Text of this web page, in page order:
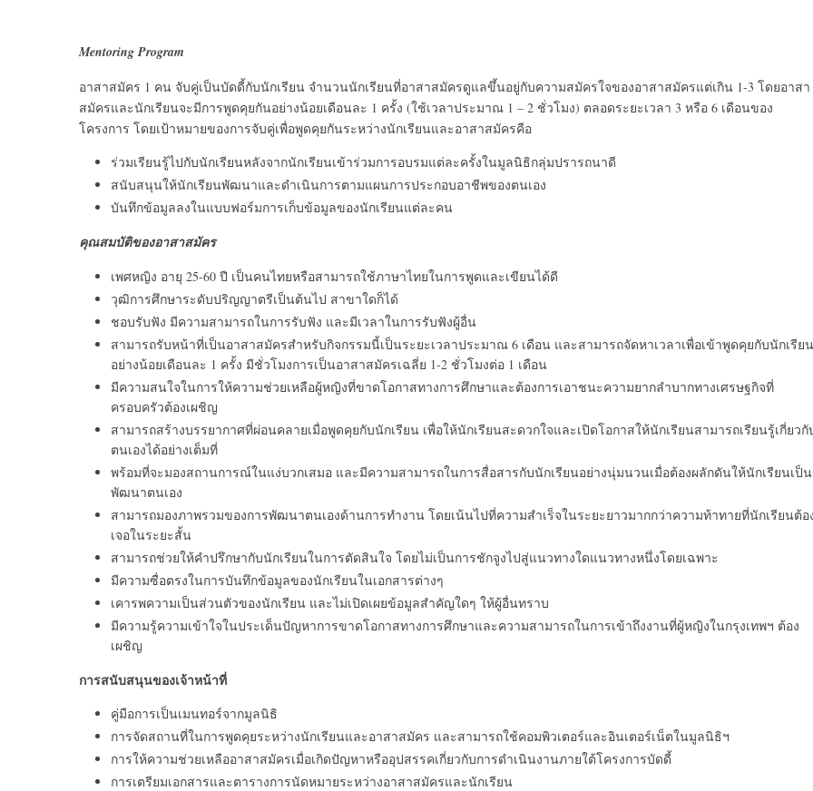
Mentoring Program
อาสาสมัคร 1 คน จับคู่เป็นบัดดี้กับนักเรียน จำนวนนักเรียนที่อาสาสมัครดูแลขึ้นอยู่กับความสมัครใจของอาสาสมัครแต่เกิน 1-3 โดยอาสา
สมัครและนักเรียนจะมีการพูดคุยกันอย่างน้อยเดือนละ 1 ครั้ง (ใช้เวลาประมาณ 1 – 2 ชั่วโมง) ตลอดระยะเวลา 3 หรือ 6 เดือนของ
โครงการ โดยเป้าหมายของการจับคู่เพื่อพูดคุยกันระหว่างนักเรียนและอาสาสมัครคือ
ร่วมเรียนรู้ไปกับนักเรียนหลังจากนักเรียนเข้าร่วมการอบรมแต่ละครั้งในมูลนิธิกลุ่มปรารถนาดี
สนับสนุนให้นักเรียนพัฒนาและดำเนินการตามแผนการประกอบอาชีพของตนเอง
บันทึกข้อมูลลงในแบบฟอร์มการเก็บข้อมูลของนักเรียนแต่ละคน
คุณสมบัติของอาสาสมัคร
เพศหญิง อายุ 25-60 ปี เป็นคนไทยหรือสามารถใช้ภาษาไทยในการพูดและเขียนได้ดี
วุฒิการศึกษาระดับปริญญาตรีเป็นต้นไป สาขาใดก็ได้
ชอบรับฟัง มีความสามารถในการรับฟัง และมีเวลาในการรับฟังผู้อื่น
สามารถรับหน้าที่เป็นอาสาสมัครสำหรับกิจกรรมนี้เป็นระยะเวลาประมาณ 6 เดือน และสามารถจัดหาเวลาเพื่อเข้าพูดคุยกับนักเรียน
อย่างน้อยเดือนละ 1 ครั้ง มีชั่วโมงการเป็นอาสาสมัครเฉลี่ย 1-2 ชั่วโมงต่อ 1 เดือน
มีความสนใจในการให้ความช่วยเหลือผู้หญิงที่ขาดโอกาสทางการศึกษาและต้องการเอาชนะความยากลำบากทางเศรษฐกิจที่
ครอบครัวต้องเผชิญ
สามารถสร้างบรรยากาศที่ผ่อนคลายเมื่อพูดคุยกับนักเรียน เพื่อให้นักเรียนสะดวกใจและเปิดโอกาสให้นักเรียนสามารถเรียนรู้เกี่ยวกั
ตนเองได้อย่างเต็มที่
พร้อมที่จะมองสถานการณ์ในแง่บวกเสมอ และมีความสามารถในการสื่อสารกับนักเรียนอย่างนุ่มนวนเมื่อต้องผลักดันให้นักเรียนเป็
พัฒนาตนเอง
สามารถมองภาพรวมของการพัฒนาตนเองด้านการทำงาน โดยเน้นไปที่ความสำเร็จในระยะยาวมากกว่าความท้าทายที่นักเรียนต้อ
เจอในระยะสั้น
สามารถช่วยให้คำปรึกษากับนักเรียนในการตัดสินใจ โดยไม่เป็นการชักจูงไปสู่แนวทางใดแนวทางหนึ่งโดยเฉพาะ
มีความซื่อตรงในการบันทึกข้อมูลของนักเรียนในเอกสารต่างๆ
เคารพความเป็นส่วนตัวของนักเรียน และไม่เปิดเผยข้อมูลสำคัญใดๆ ให้ผู้อื่นทราบ
มีความรู้ความเข้าใจในประเด็นปัญหาการขาดโอกาสทางการศึกษาและความสามารถในการเข้าถึงงานที่ผู้หญิงในกรุงเทพฯ ต้อง
เผชิญ
การสนับสนุนของเจ้าหน้าที่
คู่มือการเป็นเมนทอร์จากมูลนิธิ
การจัดสถานที่ในการพูดคุยระหว่างนักเรียนและอาสาสมัคร และสามารถใช้คอมพิวเตอร์และอินเตอร์เน็ตในมูลนิธิฯ
การให้ความช่วยเหลืออาสาสมัครเมื่อเกิดปัญหาหรืออุปสรรคเกี่ยวกับการดำเนินงานภายใต้โครงการบัดดี้
การเตรียมเอกสารและตารางการนัดหมายระหว่างอาสาสมัครและนักเรียน